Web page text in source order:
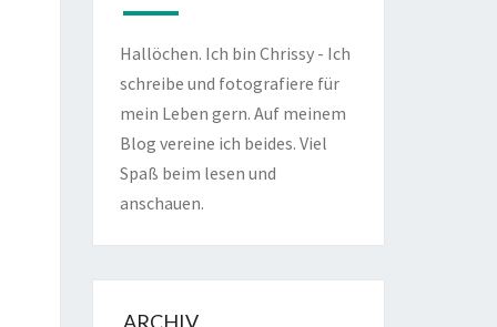
Hallöchen. Ich bin Chrissy - Ich
schreibe und fotografiere für
mein Leben gern. Auf meinem
Blog vereine ich beides. Viel
Spaß beim lesen und
anschauen.
ARCHIV